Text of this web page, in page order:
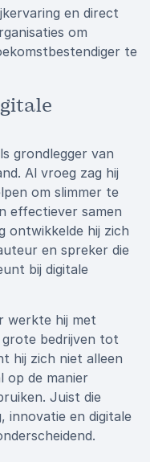
en direct
om
te
grondlegger van
Al vroeg zag hij
om slimmer te
effectiever samen
ontwikkelde hij zich
en spreker die
bij digitale
werkte hij met
grote bedrijven tot
hij zich niet alleen
op de manier
Juist die
innovatie en digitale